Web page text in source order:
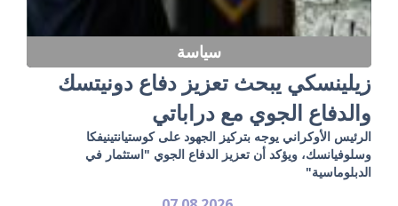
سياسة
زيلينسكي يبحث تعزيز دفاع دونيتسك
والدفاع الجوي مع دراباتي
الرئيس الأوكراني يوجه بتركيز الجهود على كوستيانتينيفكا
وسلوفيانسك، ويؤكد أن تعزيز الدفاع الجوي "استثمار في
الدبلوماسية"